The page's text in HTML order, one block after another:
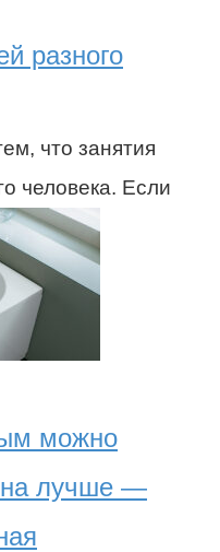
разного
что занятия
человека. Если
можно
лучше —